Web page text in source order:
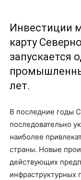
Инвестиции
карту
запускается
лет.
В последние годы
последовательно
наиболее
страны. Новые
действующих
инфраструктурных